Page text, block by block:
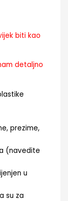
biti kao
detaljno
prezime,
(navedite
u
su za